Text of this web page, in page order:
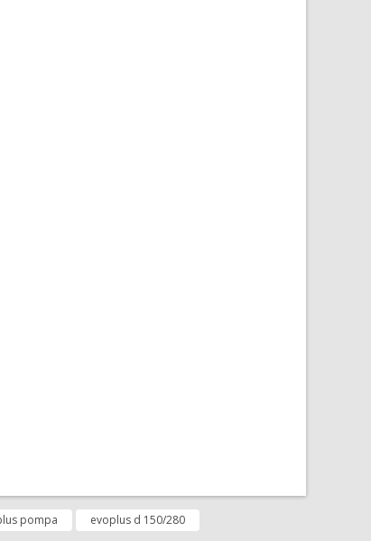
iletebilirsiniz.
pompa
evoplus d 150/280